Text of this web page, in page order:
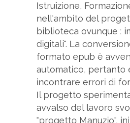
Istruizione,
nell'ambito del
biblioteca ovunque :
digitali". La
formato epub è
automatico, pertanto
incontrare errori di
Il progetto
avvalso del lavoro
"progetto Manuzio",